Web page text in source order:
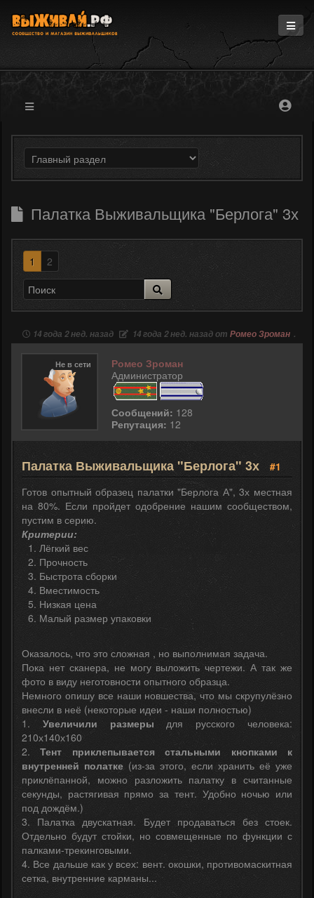
Информация
Магазин
Форум
Палатка Выживальщика "Берлога" 3х
1 2
14 года 2 нед. назад 14 года 2 нед. назад от Ромео Зроман .
Не в сети
Ромео Зроман
Администратор
Сообщений: 128
Репутация: 12
Палатка Выживальщика "Берлога" 3х
#1
Готов опытный образец палатки "Берлога А", 3х местная
на 80%. Если пройдет одобрение нашим сообществом,
пустим в серию.
Критерии:
Лёгкий вес
Прочность
Быстрота сборки
Вместимость
Низкая цена
Малый размер упаковки
Оказалось, что это сложная , но выполнимая задача.
Пока нет сканера, не могу выложить чертежи. А так же
фото в виду неготовности опытного образца.
Немного опишу все наши новшества, что мы скрупулёзно
внесли в неё (некоторые идеи - наши полностью)
1. Увеличили размеры для русского человека:
210х140х160
2.Тент приклепывается стальными кнопками к
внутренней полатке (из-за этого, если хранить её уже
приклёпанной, можно разложить палатку в считанные
секунды, растягивая прямо за тент. Удобно ночью или
под дождём.)
3. Палатка двускатная. Будет продаваться без стоек.
Отдельно будут стойки, но совмещенные по функции с
палками-трекинговыми.
4. Все дальше как у всех: вент. окошки, противомаскитная
сетка, внутренние карманы...